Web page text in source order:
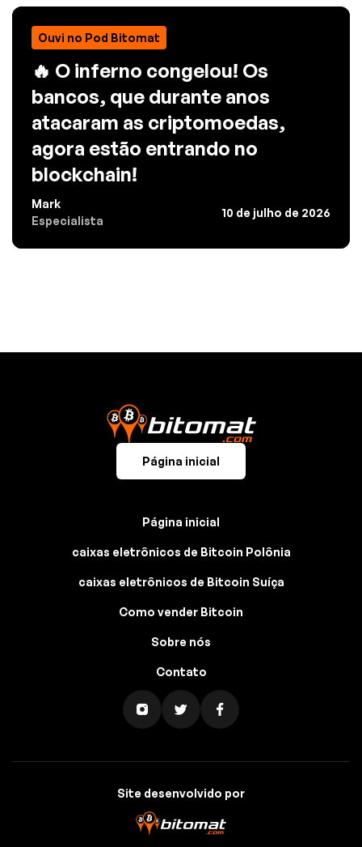
Ouvi no Pod Bitomat
🔥 O inferno congelou! Os
bancos, que durante anos
atacaram as criptomoedas,
agora estão entrando no
blockchain!
Mark
Especialista
10 de julho de 2026
Página inicial
Página inicial
caixas eletrônicos de Bitcoin Polônia
caixas eletrônicos de Bitcoin Suíça
Como vender Bitcoin
Sobre nós
Contato
Site desenvolvido por